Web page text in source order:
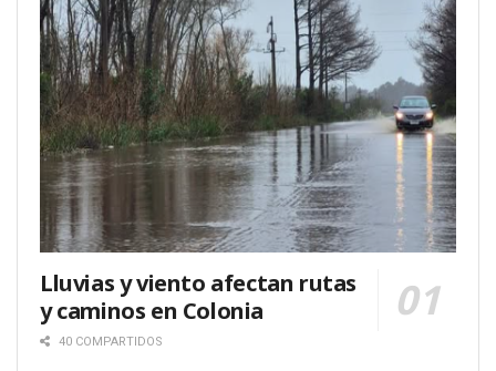
Lluvias y viento afectan rutas
y caminos en Colonia
40 COMPARTIDOS